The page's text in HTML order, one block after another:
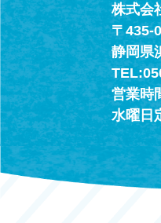
株式会
〒435-
静岡県
営業時
水曜日